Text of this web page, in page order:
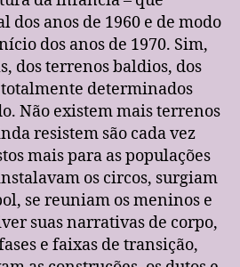
anos de 1960 e de modo
dos anos de 1970. Sim,
dos terrenos baldios, dos
totalmente determinados
Não existem mais terrenos
resistem são cada vez
mais para as populações
os circos, surgiam
se reuniam os meninos e
suas narrativas de corpo,
e faixas de transição,